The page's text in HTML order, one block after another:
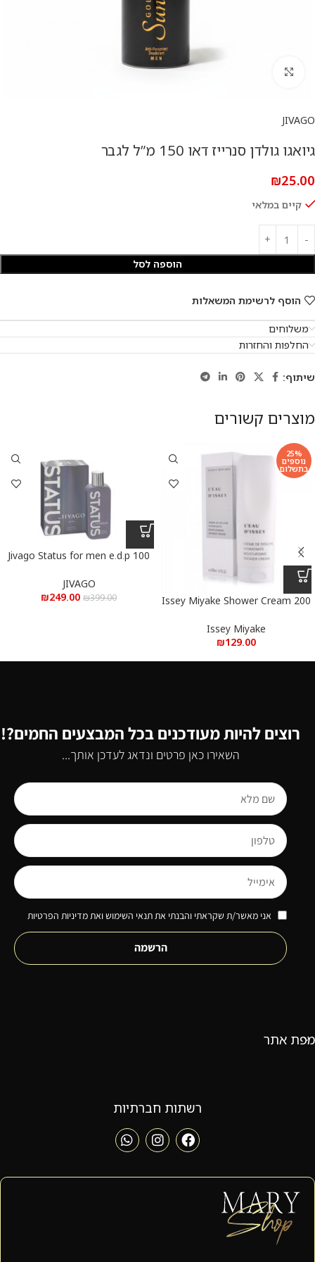
JIVAGO
גיואגו גולדן סנרייז דאו 150 מ”ל לגבר
₪25.00
קיים במלאי
הוספה לסל
הוסף לרשימת המשאלות
משלוחים
החלפות והחזרות
שיתוף:
מוצרים קשורים
25%
נוספים
בתשלום
Issey Miyake Shower Cream 200
מ”ל
Issey Miyake
₪129.00
Jivago Status for men e.d.p 100
100 מ”ל
JIVAGO
₪399.00
₪249.00
רוצים להיות מעודכנים בכל המבצעים החמים?!
השאירו כאן פרטים ונדאג לעדכן אותך...
אני מאשר/ת שקראתי והבנתי את תנאי השימוש ואת מדיניות הפרטיות
הרשמה
מפת אתר
רשתות חברתיות